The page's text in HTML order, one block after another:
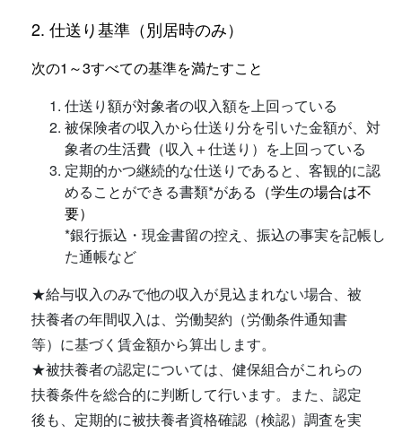
2. 仕送り基準（別居時のみ）
次の1～3すべての基準を満たすこと
仕送り額が対象者の収入額を上回っている
被保険者の収入から仕送り分を引いた金額が、対
象者の生活費（収入＋仕送り）を上回っている
定期的かつ継続的な仕送りであると、客観的に認
めることができる書類*がある （学生の場合は不
要）
*銀行振込・現金書留の控え、振込の事実を記帳し
た通帳など
★給与収入のみで他の収入が見込まれない場合、被
扶養者の年間収入は、労働契約（労働条件通知書
等）に基づく賃金額から算出します。
★被扶養者の認定については、健保組合がこれらの
扶養条件を総合的に判断して行います。また、認定
後も、定期的に被扶養者資格確認（検認）調査を実